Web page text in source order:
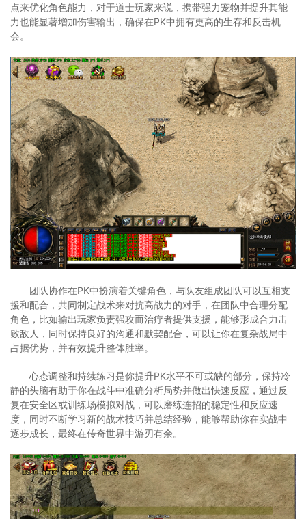
点来优化角色能力，对于道士玩家来说，携带强力宠物并提升其能
力也能显著增加伤害输出，确保在PK中拥有更高的生存和反击机
会。
团队协作在PK中扮演着关键角色，与队友组成团队可以互相支
援和配合，共同制定战术来对抗高战力的对手，在团队中合理分配
角色，比如输出玩家负责强攻而治疗者提供支援，能够形成合力击
败敌人，同时保持良好的沟通和默契配合，可以让你在复杂战局中
占据优势，并有效提升整体胜率。
心态调整和持续练习是你提升PK水平不可或缺的部分，保持冷
静的头脑有助于你在战斗中准确分析局势并做出快速反应，通过反
复在安全区或训练场模拟对战，可以磨练连招的稳定性和反应速
度，同时不断学习新的战术技巧并总结经验，能够帮助你在实战中
逐步成长，最终在传奇世界中游刃有余。